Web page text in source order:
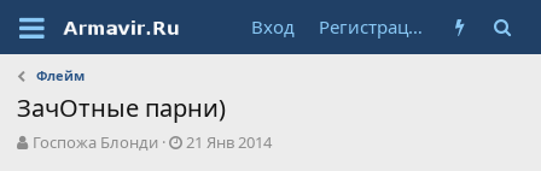
Вход Регистрация
Флейм
ЗачОтные парни)
А
Госпожа Блонди
Д
21 Янв 2014